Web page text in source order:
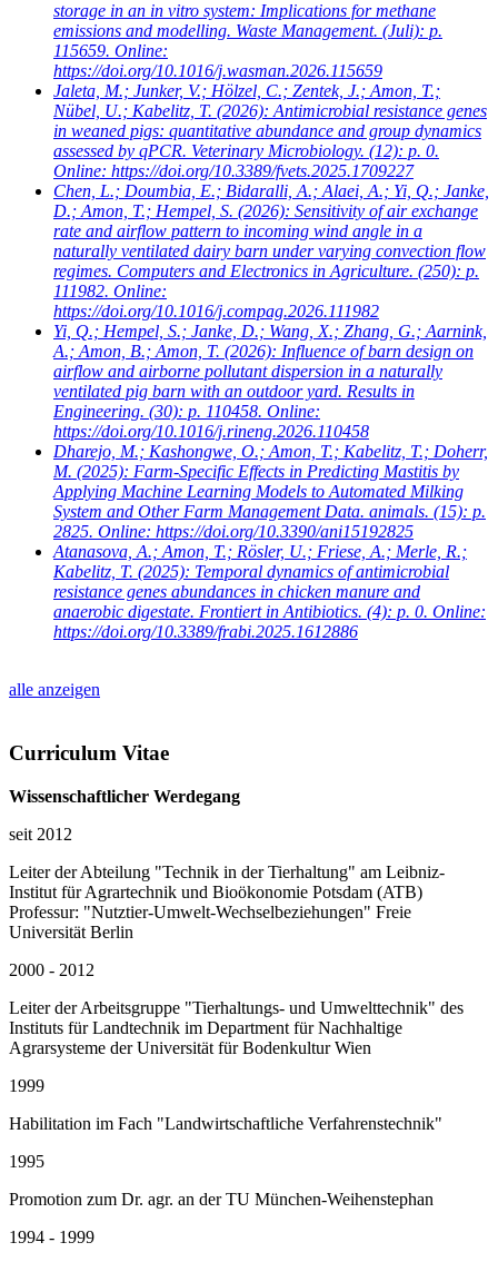
storage in an in vitro system: Implications for methane
emissions and modelling. Waste Management. (Juli): p.
115659. Online:
https://doi.org/10.1016/j.wasman.2026.115659
Jaleta, M.; Junker, V.; Hölzel, C.; Zentek, J.; Amon, T.;
Nübel, U.; Kabelitz, T. (2026): Antimicrobial resistance genes
in weaned pigs: quantitative abundance and group dynamics
assessed by qPCR. Veterinary Microbiology. (12): p. 0.
Online: https://doi.org/10.3389/fvets.2025.1709227
Chen, L.; Doumbia, E.; Bidaralli, A.; Alaei, A.; Yi, Q.; Janke,
D.; Amon, T.; Hempel, S. (2026): Sensitivity of air exchange
rate and airflow pattern to incoming wind angle in a
naturally ventilated dairy barn under varying convection flow
regimes. Computers and Electronics in Agriculture. (250): p.
111982. Online:
https://doi.org/10.1016/j.compag.2026.111982
Yi, Q.; Hempel, S.; Janke, D.; Wang, X.; Zhang, G.; Aarnink,
A.; Amon, B.; Amon, T. (2026): Influence of barn design on
airflow and airborne pollutant dispersion in a naturally
ventilated pig barn with an outdoor yard. Results in
Engineering. (30): p. 110458. Online:
https://doi.org/10.1016/j.rineng.2026.110458
Dharejo, M.; Kashongwe, O.; Amon, T.; Kabelitz, T.; Doherr,
M. (2025): Farm-Specific Effects in Predicting Mastitis by
Applying Machine Learning Models to Automated Milking
System and Other Farm Management Data. animals. (15): p.
2825. Online: https://doi.org/10.3390/ani15192825
Atanasova, A.; Amon, T.; Rösler, U.; Friese, A.; Merle, R.;
Kabelitz, T. (2025): Temporal dynamics of antimicrobial
resistance genes abundances in chicken manure and
anaerobic digestate. Frontiert in Antibiotics. (4): p. 0. Online:
https://doi.org/10.3389/frabi.2025.1612886
alle anzeigen
Curriculum Vitae
Wissenschaftlicher Werdegang
seit 2012
Leiter der Abteilung "Technik in der Tierhaltung" am Leibniz-
Institut für Agrartechnik und Bioökonomie Potsdam (ATB)
Professur: "Nutztier-Umwelt-Wechselbeziehungen" Freie
Universität Berlin
2000 - 2012
Leiter der Arbeitsgruppe "Tierhaltungs- und Umwelttechnik" des
Instituts für Landtechnik im Department für Nachhaltige
Agrarsysteme der Universität für Bodenkultur Wien
1999
Habilitation im Fach "Landwirtschaftliche Verfahrenstechnik"
1995
Promotion zum Dr. agr. an der TU München-Weihenstephan
1994 - 1999